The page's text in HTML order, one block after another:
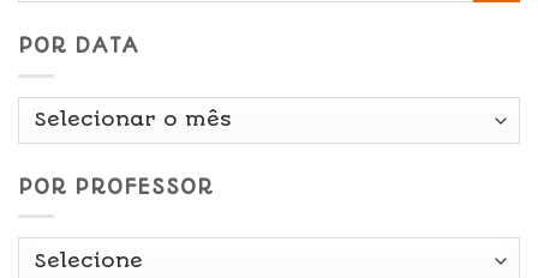
POR DATA
Por
POR PROFESSOR